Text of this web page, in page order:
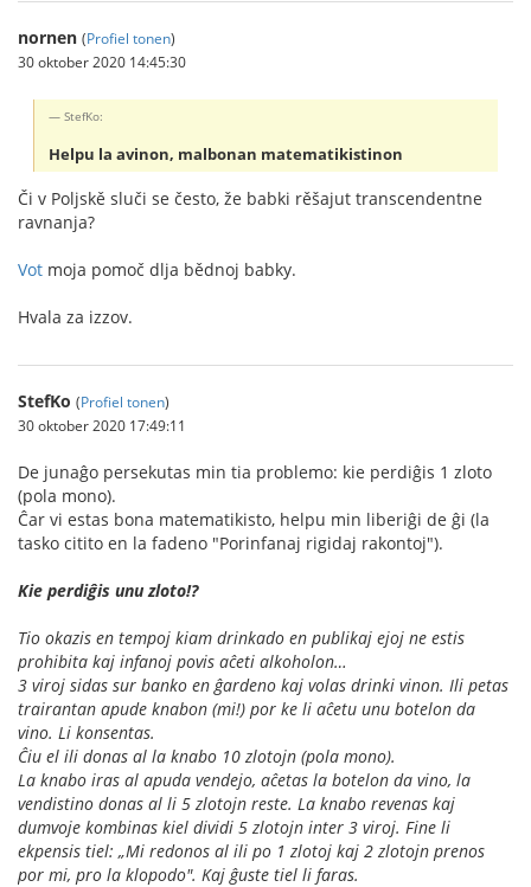
nornen (Profiel tonen)
30 oktober 2020 14:45:30
StefKo:
Helpu la avinon, malbonan matematikistinon
Či v Poljskě sluči se često, že babki rěšajut transcendentne
ravnanja?
Vot moja pomoč dlja bědnoj babky.
Hvala za izzov.
StefKo (Profiel tonen)
30 oktober 2020 17:49:11
De junaĝo persekutas min tia problemo: kie perdiĝis 1 zloto
(pola mono).
Ĉar vi estas bona matematikisto, helpu min liberiĝi de ĝi (la
tasko citito en la fadeno "Porinfanaj rigidaj rakontoj").
Kie perdiĝis unu zloto!?
Tio okazis en tempoj kiam drinkado en publikaj ejoj ne estis
prohibita kaj infanoj povis aĉeti alkoholon…
3 viroj sidas sur banko en ĝardeno kaj volas drinki vinon. Ili petas
trairantan apude knabon (mi!) por ke li aĉetu unu botelon da
vino. Li konsentas.
Ĉiu el ili donas al la knabo 10 zlotojn (pola mono).
La knabo iras al apuda vendejo, aĉetas la botelon da vino, la
vendistino donas al li 5 zlotojn reste. La knabo revenas kaj
dumvoje kombinas kiel dividi 5 zlotojn inter 3 viroj. Fine li
ekpensis tiel: „Mi redonos al ili po 1 zlotoj kaj 2 zlotojn prenos
por mi, pro la klopodo". Kaj ĝuste tiel li faras.